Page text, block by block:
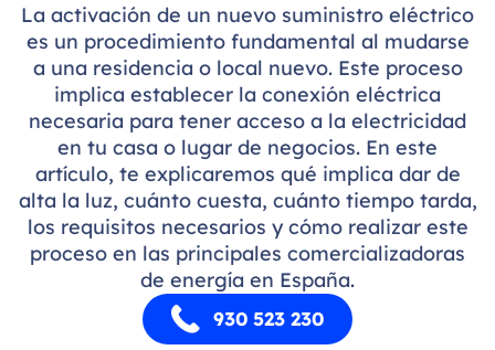
La activación de un nuevo suministro eléctrico
es un procedimiento fundamental al mudarse
a una residencia o local nuevo. Este proceso
implica establecer la conexión eléctrica
necesaria para tener acceso a la electricidad
en tu casa o lugar de negocios. En este
artículo, te explicaremos qué implica dar de
alta la luz, cuánto cuesta, cuánto tiempo tarda,
los requisitos necesarios y cómo realizar este
proceso en las principales comercializadoras
de energía en España.
930 523 230